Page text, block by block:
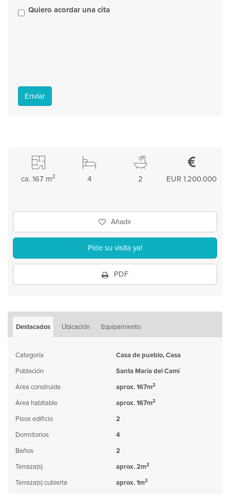
Quiero acordar una cita
Enviar
EUR 1.200.000
2
4
ca. 167 m2
Añadir
Pide su visita ya!
PDF
Destacados Ubicación Equipamiento
Categoría
Casa de pueblo, Casa
Población
Santa Maria del Cami
Área construida
aprox. 167m2
Área habitable aprox. 167m2
Pisos edificio
2
Dormitorios
4
Baños
2
Terraza(s)
aprox. 2m2
Terraza(s) cubierta aprox. 1m2